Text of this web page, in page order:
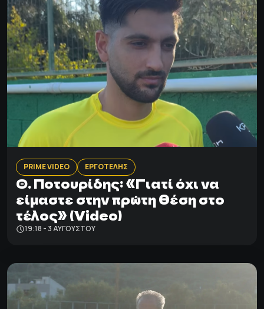
PRIME VIDEO ΕΡΓΟΤΕΛΗΣ
Θ. Ποτουρίδης: «Γιατί όχι να
είμαστε στην πρώτη θέση στο
τέλος» (Video)
19:18 - 3 ΑΥΓΟΎΣΤΟΥ